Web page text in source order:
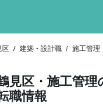
区 / 建築・設計職 / 施工管理
見区・施工管理
職情報